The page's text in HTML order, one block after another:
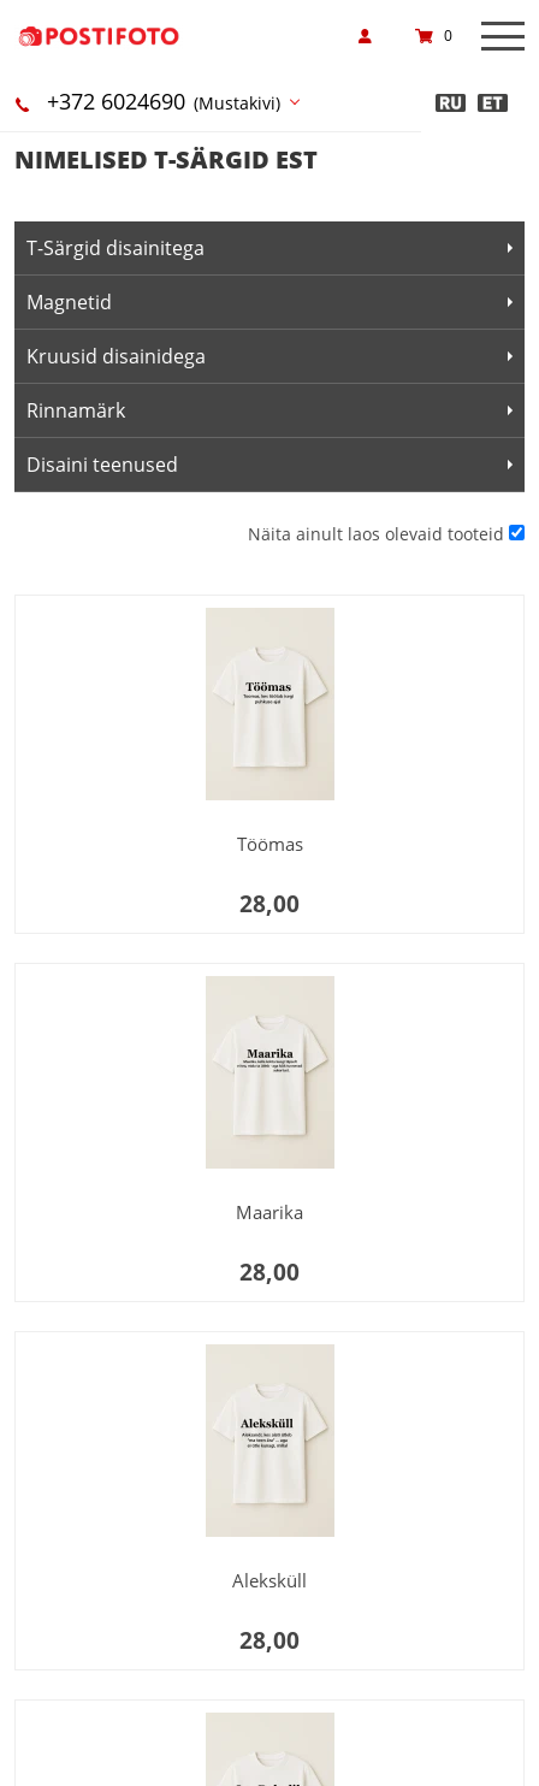
+372 6024690 (Mustakivi)
0
NIMELISED T-SÄRGID EST
T-Särgid disainitega
Magnetid
Kruusid disainidega
Rinnamärk
Disaini teenused
Näita ainult laos olevaid tooteid
Töömas
28,00
Maarika
28,00
Aleksküll
28,00